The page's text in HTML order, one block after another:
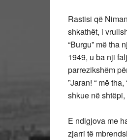
Rastisi që
shkathët, i
“Burgu” më tha
1949, u ba nji
parrezikshëm
”Jaran! “ më
shkue në
E ndigjova me
zjarri të